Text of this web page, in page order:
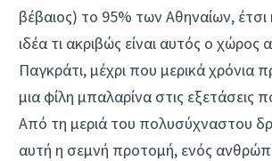
βέβαιος) το 95% των Αθηναίων, έτσι
ιδέα τι ακριβώς είναι αυτός ο
Παγκράτι, μέχρι που μερικά χρόνια
μια φίλη μπαλαρίνα στις εξετάσεις
Από τη μεριά του πολυσύχναστου
αυτή η σεμνή προτομή, ενός